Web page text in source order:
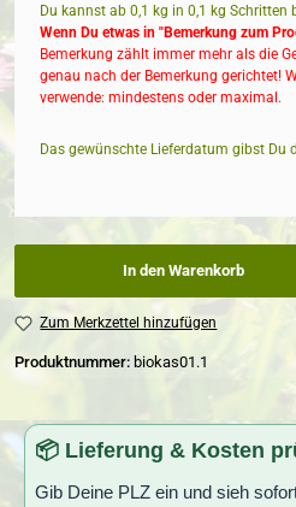
Du kannst ab 0,1 kg in 0,1 kg Schritten
Wenn Du etwas in "Bemerkung zum
Bemerkung zählt immer mehr als die
genau nach der Bemerkung gerichtet!
verwende: mindestens oder maximal.
Das gewünschte Lieferdatum gibst Du
In den Warenkorb
Zum Merkzettel hinzufügen
Produktnummer: biokas01.1
📦 Lieferung & Kosten
Gib Deine PLZ ein und sieh